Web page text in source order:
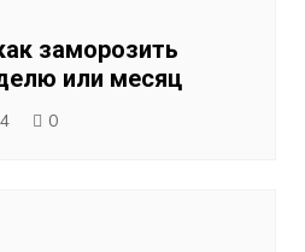
заморозить
или месяц
0